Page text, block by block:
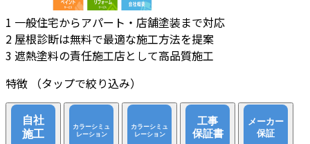
1 一般住宅からアパート・店舗塗装まで対応
2 屋根診断は無料で最適な施工方法を提案
3 遮熱塗料の責任施工店として高品質施工
特徴
（タップで絞り込み）